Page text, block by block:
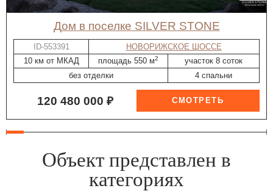
дом в поселке SILVER STONE
ID-553391
НОВОРИЖСКОЕ ШОССЕ
10 км от МКАД
площадь 550 м2
участок 8 соток
без отделки
4 спальни
120 480 000 ₽
Объект представлен в
категориях